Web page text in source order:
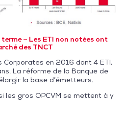
– Les ETI non notées ont
des TNCT
Corporates en 2016 dont 4 ETI,
La réforme de la Banque de
la base d’émetteurs.
les gros OPCVM se mettent à y